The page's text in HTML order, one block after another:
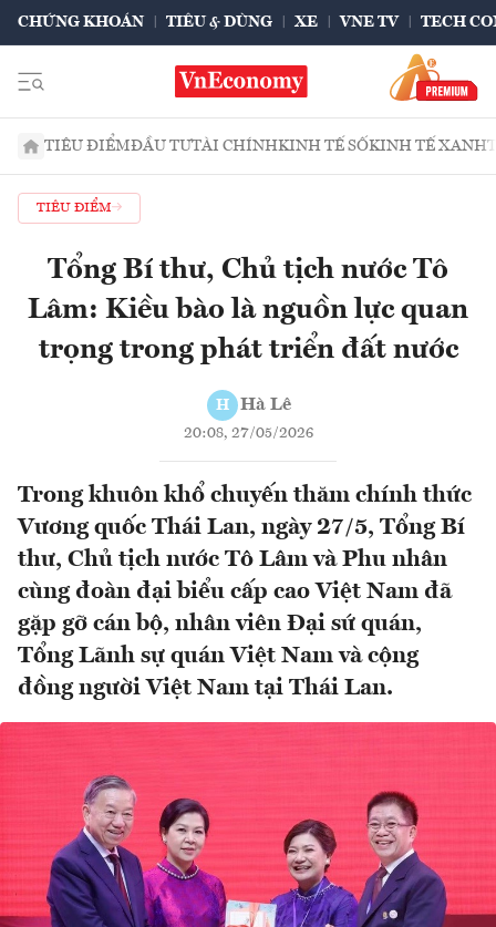
CHỨNG KHOÁN TIÊU & DÙNG XE VNE TV TECH
TIÊU ĐIỂMĐẦU TƯTÀI CHÍNHKINH TẾ SỐKINH TẾ XANH
TIÊU ĐIỂM
Tổng Bí thư, Chủ tịch nước Tô
Lâm: Kiều bào là nguồn lực quan
trọng trong phát triển đất nước
H Hà Lê
20:08, 27/05/2026
Trong khuôn khổ chuyến thăm chính thức
Vương quốc Thái Lan, ngày 27/5, Tổng Bí
thư, Chủ tịch nước Tô Lâm và Phu nhân
cùng đoàn đại biểu cấp cao Việt Nam đã
gặp gỡ cán bộ, nhân viên Đại sứ quán,
Tổng Lãnh sự quán Việt Nam và cộng
đồng người Việt Nam tại Thái Lan.